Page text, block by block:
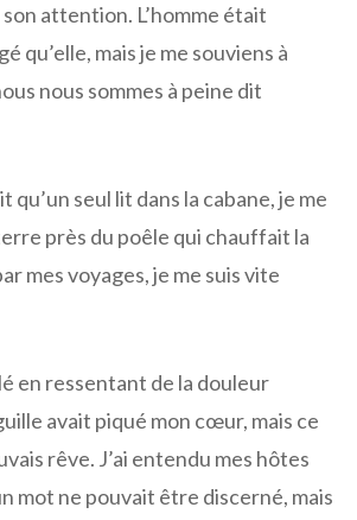
son attention. L’homme était
qu’elle, mais je me souviens à
nous sommes à peine dit
qu’un seul lit dans la cabane, je me
près du poêle qui chauffait la
mes voyages, je me suis vite
en ressentant de la douleur
avait piqué mon cœur, mais ce
rêve. J’ai entendu mes hôtes
mot ne pouvait être discerné, mais